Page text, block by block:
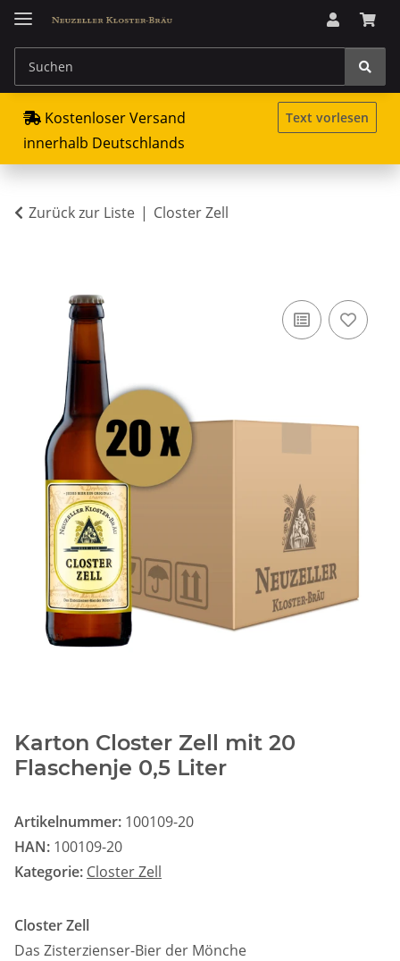
Kostenloser Versand
innerhalb Deutschlands
Text vorlesen
Zurück zur Liste Closter Zell
Karton Closter Zell mit 20
Flaschenje 0,5 Liter
Artikelnummer: 100109-20
HAN: 100109-20
Kategorie: Closter Zell
Closter Zell
Das Zisterzienser-Bier der Mönche